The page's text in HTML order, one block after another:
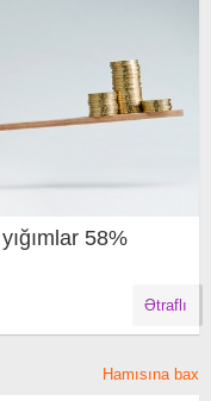
58%
Ətraflı
Hamısına bax